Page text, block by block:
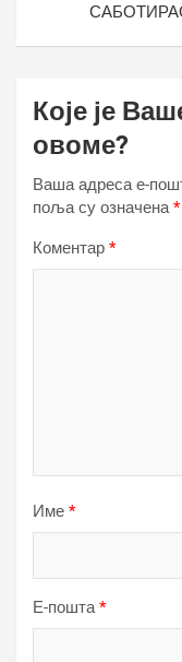
Које је
овоме?
Ваша адреса е-
поља су означена*
Коментар *
Име *
Е-пошта*